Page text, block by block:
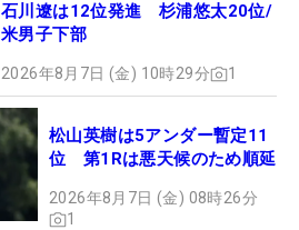
石川遼は12位発進 杉浦悠太20位/
米男子下部
2026年8月7日 (金) 10時29分 1
松山英樹は5アンダー暫定11
位 第1Rは悪天候のため順延
2026年8月7日 (金) 08時26分
1